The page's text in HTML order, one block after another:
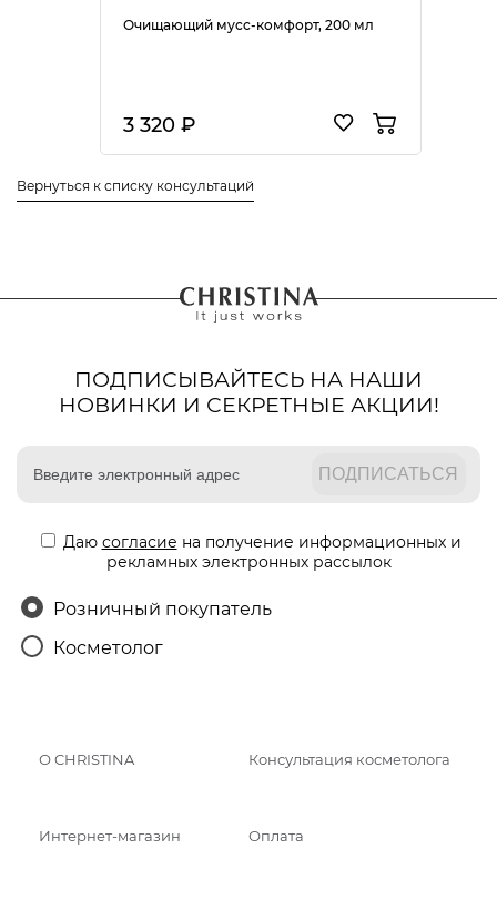
Очищающий мусс-комфорт, 200 мл
3 320 ₽
Вернуться к списку консультаций
ПОДПИСЫВАЙТЕСЬ НА НАШИ
НОВИНКИ И СЕКРЕТНЫЕ АКЦИИ!
Даю согласие на получение информационных и
рекламных электронных рассылок
Розничный покупатель
Косметолог
О CHRISTINA Консультация косметолога
Интернет-магазин Оплата